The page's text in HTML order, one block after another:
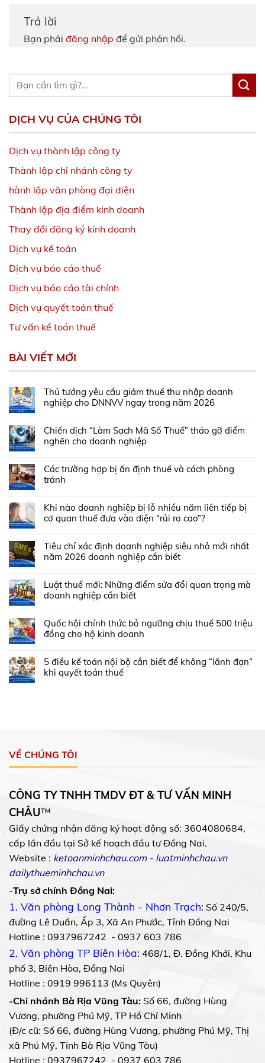
Trả lời
Bạn phải đăng nhập để gửi phản hồi.
DỊCH VỤ CỦA CHÚNG TÔI
Dịch vụ thành lập công ty
Thành lập chi nhánh công ty
hành lập văn phòng đại diện
Thành lập địa điểm kinh doanh
Thay đổi đăng ký kinh doanh
Dịch vụ kế toán
Dịch vụ báo cáo thuế
Dịch vụ báo cáo tài chính
Dịch vụ quyết toán thuế
Tư vấn kế toán thuế
BÀI VIẾT MỚI
Thủ tướng yêu cầu giảm thuế thu nhập doanh
nghiệp cho DNNVV ngay trong năm 2026
Chiến dịch “Làm Sạch Mã Số Thuế” tháo gỡ điểm
nghẽn cho doanh nghiệp
Các trường hợp bị ấn định thuế và cách phòng
tránh
Khi nào doanh nghiệp bị lỗ nhiều năm liên tiếp bị
cơ quan thuế đưa vào diện “rủi ro cao”?
Tiêu chí xác định doanh nghiệp siêu nhỏ mới nhất
năm 2026 doanh nghiệp cần biết
Luật thuế mới: Những điểm sửa đổi quan trọng mà
doanh nghiệp cần biết
Quốc hội chính thức bỏ ngưỡng chịu thuế 500 triệu
đồng cho hộ kinh doanh
5 điều kế toán nội bộ cần biết để không “lãnh đạn”
khi quyết toán thuế
VỀ CHÚNG TÔI
CÔNG TY TNHH TMDV ĐT & TƯ VẤN MINH
CHÂU™
Giấy chứng nhận đăng ký hoạt động số: 3604080684,
cấp lần đầu tại Sở kế hoạch đầu tư Đồng Nai.
Website : ketoanminhchau.com- luatminhchau.vn
dailythueminhchau.vn
-Trụ sở chính Đồng Nai:
1. Văn phòng Long Thành - Nhơn Trạch: Số 240/5,
đường Lê Duẩn, Ấp 3, Xã An Phước, Tỉnh Đồng Nai
Hotline : 0937967242 - 0937 603 786
2. Văn phòng TP Biên Hòa: 468/1, Đ. Đồng Khởi, Khu
phố 3, Biên Hòa, Đồng Nai
Hotline : 0919 996113 (Ms Quyên)
-Chi nhánh Bà Rịa Vũng Tàu: Số 66, đường Hùng
Vương, phường Phú Mỹ, TP Hồ Chí Minh
(Đ/c cũ: Số 66, đường Hùng Vương, phường Phú Mỹ, Thị
xã Phú Mỹ, Tỉnh Bà Rịa Vũng Tàu)
Hotline : 0937967242 - 0937 603 786